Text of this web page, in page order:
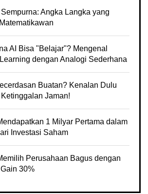
Angka Langka yang
AI Bisa "Belajar"? Mengenal
dengan Analogi Sederhana
Buatan? Kenalan Dulu
Jaman!
1 Milyar Pertama dalam
Investasi Saham
Perusahaan Bagus dengan
30%